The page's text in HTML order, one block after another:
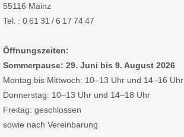
55116 Mainz
Tel. : 0 61 31 / 6 17 74 47
Öffnungszeiten:
Sommerpause: 29. Juni bis 9. August 2026
Montag bis Mittwoch: 10–13 Uhr und 14–16 Uhr
Donnerstag: 10–13 Uhr und 14–18 Uhr
Freitag: geschlossen
sowie nach Vereinbarung